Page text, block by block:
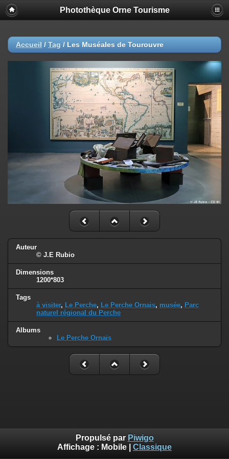
Photothèque Orne Tourisme
Accueil / Tag / Les Muséales de Tourouvre
Auteur
© J.E Rubio
Dimensions
1200*803
Tags
à visiter, Le Perche, Le Perche Ornais, musée, Parc
naturel régional du Perche
Albums
Le Perche Ornais
Propulsé par Piwigo
Affichage : Mobile Classique